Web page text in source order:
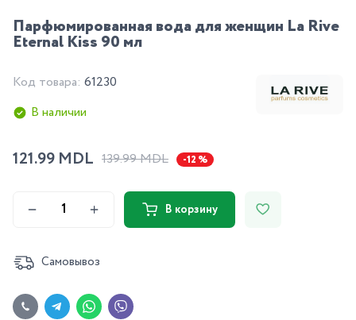
Парфюмированная вода для женщин La Rive
Eternal Kiss 90 мл
Код товара: 61230
В наличии
121.99 MDL 139.99 MDL -12 %
В корзину
Самовывоз